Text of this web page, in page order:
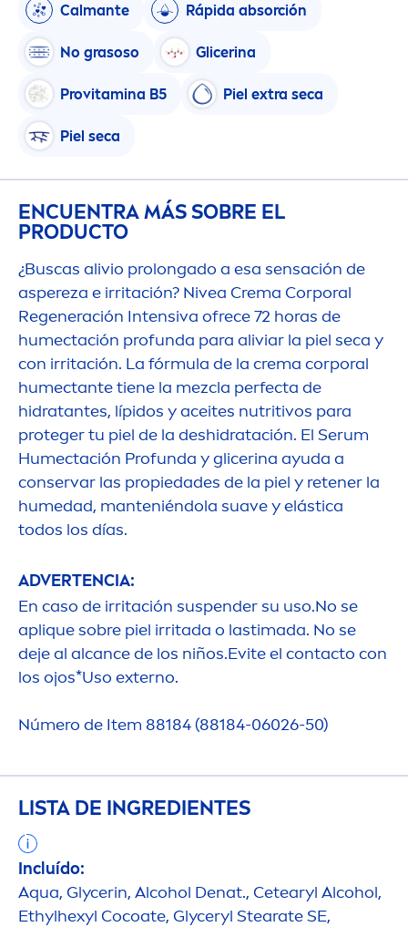
Calmante Rápida absorción
No grasoso Glicerina
Provitamina B5 Piel extra seca
Piel seca
ENCUENTRA MÁS SOBRE EL
PRODUCTO
¿Buscas alivio prolongado a esa sensación de
aspereza e irritación? Nivea Crema Corporal
Regeneración Intensiva ofrece 72 horas de
humectación profunda para aliviar la piel seca y
con irritación. La fórmula de la crema corporal
humectante tiene la mezcla perfecta de
hidratantes, lípidos y aceites nutritivos para
proteger tu piel de la deshidratación. El Serum
Humectación Profunda y glicerina ayuda a
conservar las propiedades de la piel y retener la
humedad, manteniéndola suave y elástica
todos los días.
ADVERTENCIA:
En caso de irritación suspender su uso.No se
aplique sobre piel irritada o lastimada. No se
deje al alcance de los niños.Evite el contacto con
los ojos*Uso externo.
Número de Item 88184 (88184-06026-50)
LISTA DE INGREDIENTES
Incluído:
Aqua, Glycerin, Alcohol Denat., Cetearyl Alcohol,
Ethylhexyl Cocoate, Glyceryl Stearate SE,